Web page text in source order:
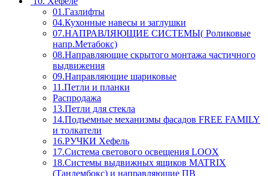
01.Газлифты
04.Кухонные навесы и заглушки
07.НАПРАВЛЯЮЩИЕ СИСТЕМЫ( Роликовые
напр.Метабокс)
08.Направляющие скрытого монтажа частичного
выдвижения
09.Направляющие шариковые
11.Петли и планки
Распродажа
13.Петли для стекла
14.Подъемные механизмы фасадов FREE FAMILY
и толкатели
16.РУЧКИ Хефель
17.Система светового освещения LOOX
18.Системы выдвижных ящиков MATRIX
(Тандембокс) и направляющие ПВ